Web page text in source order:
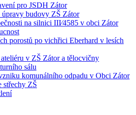
pro JSDH Zátor
úpravy budovy ZŠ Zátor
na silnici III⁄4585 v obci Zátor
porostů po vichřici Eberhard v lesích
v ZŠ Zátor a tělocvičny
sálu
komunálního odpadu v Obci Zátor
střechy ZŠ